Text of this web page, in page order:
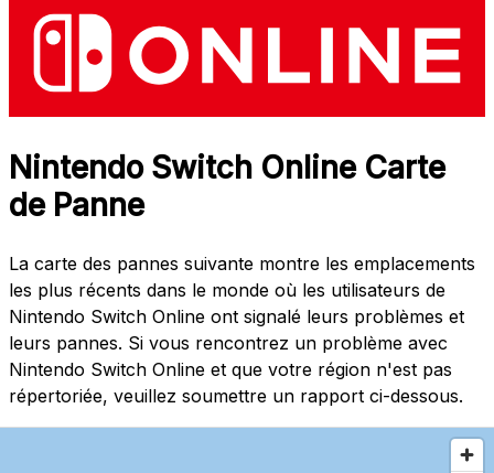
Nintendo Switch Online Carte
de Panne
La carte des pannes suivante montre les emplacements
les plus récents dans le monde où les utilisateurs de
Nintendo Switch Online ont signalé leurs problèmes et
leurs pannes. Si vous rencontrez un problème avec
Nintendo Switch Online et que votre région n'est pas
répertoriée, veuillez soumettre un rapport ci-dessous.